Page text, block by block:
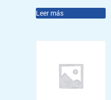
Leer más